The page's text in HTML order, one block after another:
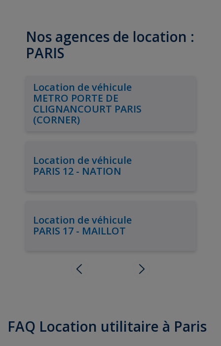
Nos agences de location :
PARIS
Location de véhicule
METRO PORTE DE
CLIGNANCOURT PARIS
(CORNER)
Location de véhicule
PARIS 12 - NATION
Location de véhicule
PARIS 17 - MAILLOT
FAQ Location utilitaire à Paris